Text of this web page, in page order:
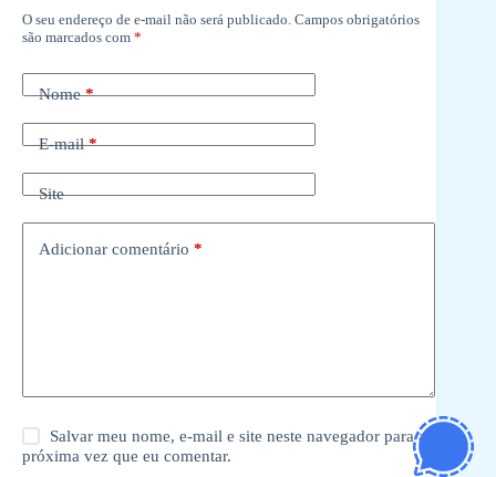
O seu endereço de e-mail não será publicado. Campos obrigatórios
são marcados com *
Nome*
E-mail*
Site
Adicionar comentário *
Salvar meu nome, e-mail e site neste navegador para a
próxima vez que eu comentar.